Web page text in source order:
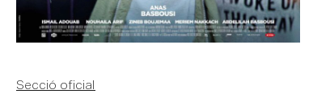
Secció oficial